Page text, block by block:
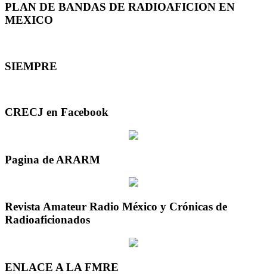
PLAN DE BANDAS DE RADIOAFICION EN
MEXICO
SIEMPRE
CRECJ en Facebook
Pagina de ARARM
Revista Amateur Radio México y Crónicas de
Radioaficionados
ENLACE A LA FMRE